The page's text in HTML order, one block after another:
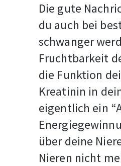
Die gute
du auch bei
schwanger
Fruchtbarkeit
die Funktion
Kreatinin in
eigentlich ein
über deine
Nieren nicht